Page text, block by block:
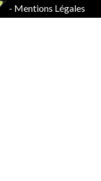
- Mentions Légales